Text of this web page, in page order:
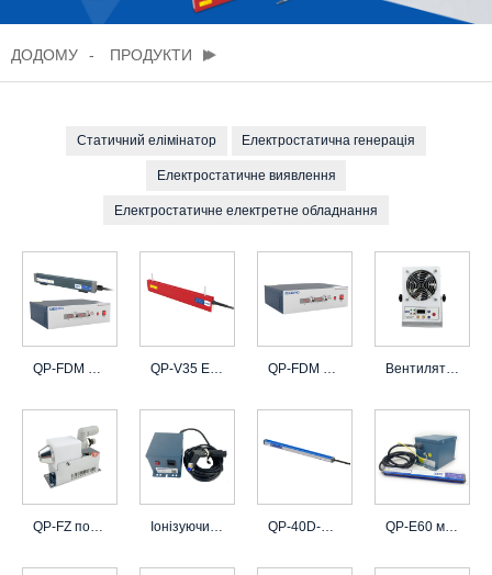
ДОДОМУ ПРОДУКТИ
Статичний елімінатор Електростатична генерація
Електростатичне виявлення
Електростатичне електретне обладнання
QP-FDM 20mA 1200w Електростатичне електретне обладнання для розплавленої тканини QP-V35 Електростатичний генератор для електростатичної адсорбції QP-FDM 20mA 1200w генератор електростатичного розряду Вентилятор повітродувки іонізатора QP-FA-I
QP-FZ повітряна іонізуюча насадка Іонізуючий повітряний пістолет QP-FG QP-40D-S Статичний елімінатор QP-E60 міні-статична планка для усунення заряду